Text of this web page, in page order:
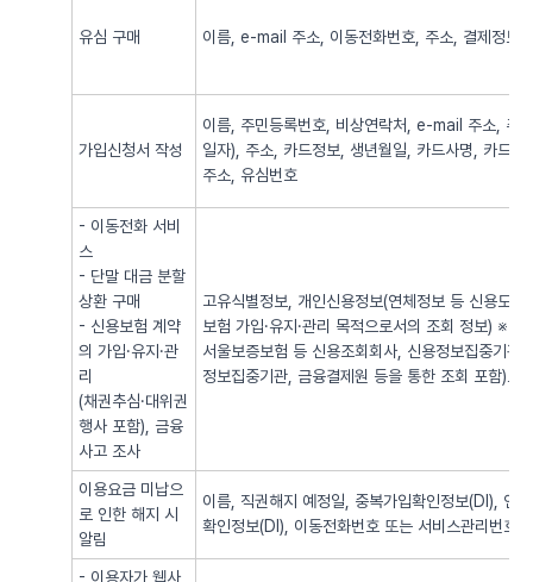
유심 구매 이름, e-mail 주소, 이동전화번호, 주소, 결제정보,
가입신청서 작성
이름, 주민등록번호, 비상연락처, e-mail 주소, 주
일자), 주소, 카드정보, 생년월일, 카드사명, 카드
주소, 유심번호
- 이동전화 서비
스
- 단말 대금 분할
상환 구매
- 신용보험 계약
의 가입·유지·관
리
(채권추심·대위권
행사 포함), 금융
사고 조사
고유식별정보, 개인신용정보(연체정보 등 신용도
보험 가입·유지·관리 목적으로서의 조회 정보) ※
서울보증보험 등 신용조회회사, 신용정보집중기관
정보집중기관, 금융결제원 등을 통한 조회 포함)로
이용요금 미납으
로 인한 해지 시
알림
이름, 직권해지 예정일, 중복가입확인정보(DI), 연
확인정보(DI), 이동전화번호 또는 서비스관리번호
- 이용자가 웹사